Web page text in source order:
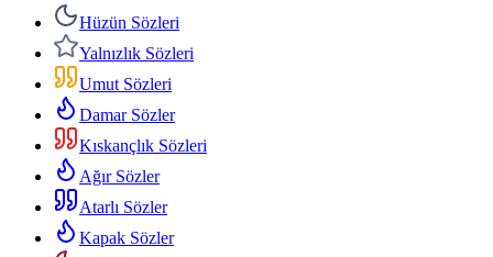
Hüzün Sözleri
Yalnızlık Sözleri
Umut Sözleri
Damar Sözler
Kıskançlık Sözleri
Ağır Sözler
Atarlı Sözler
Kapak Sözler